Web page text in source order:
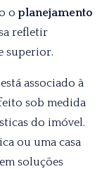
oplanejamento
refletir
superior.
associado à
sob medida
do imóvel.
ou uma casa
soluções